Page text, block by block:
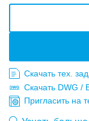
Скачать тех.
Скачать DWG /
Пригласить на